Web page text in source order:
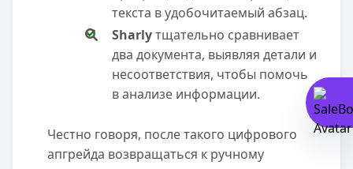
текста в удобочитаемый абзац.
Sharlyтщательно сравнивает
два документа, выявляя детали и
несоответствия, чтобы помочь
в анализе информации.
Честно говоря, после такого цифрового
апгрейда возвращаться к ручному